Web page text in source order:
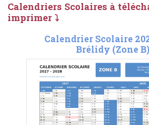
Calendriers Scolaires à
imprimer ⤵
Calendrier Scolaire
Brélidy (Zone B)